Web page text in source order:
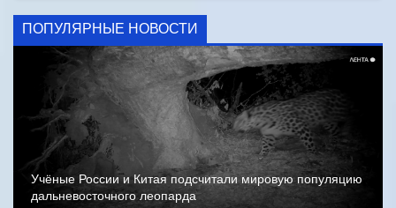
ПОПУЛЯРНЫЕ НОВОСТИ
Учёные России и Китая подсчитали мировую популяцию
дальневосточного леопарда